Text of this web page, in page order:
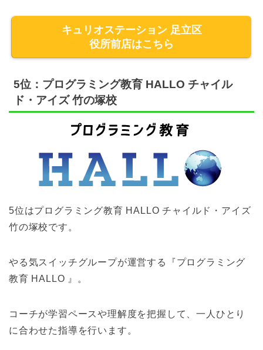
キュリオステーション 足立区
役所前店はこちら
5位：プログラミング教育 HALLO チャイル
ド・アイズ 竹の塚校
5位はプログラミング教育 HALLO チャイルド・アイズ
竹の塚校です。
やる気スイッチグループが運営する『プログラミング
教育 HALLO 』。
コーチが学習ペースや理解度を把握して、一人ひとり
に合わせた指導を行います。